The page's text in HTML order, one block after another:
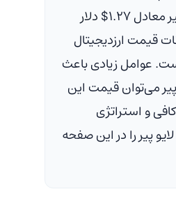
معادل$۱.۲۷دلار
قیمت ارزدیجیتال
عوامل زیادی باعث
می‌توان قیمت این
و استراتژی
پیر را در این صفحه